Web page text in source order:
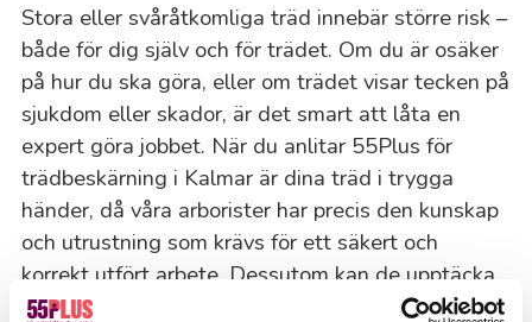
Stora eller svåråtkomliga träd innebär större risk –
både för dig själv och för trädet. Om du är osäker
på hur du ska göra, eller om trädet visar tecken på
sjukdom eller skador, är det smart att låta en
expert göra jobbet. När du anlitar 55Plus för
trädbeskärning i Kalmar är dina träd i trygga
händer, då våra arborister har precis den kunskap
och utrustning som krävs för ett säkert och
korrekt utfört arbete. Dessutom kan de upptäcka
problem som lätt missas – som rötskador, svaga